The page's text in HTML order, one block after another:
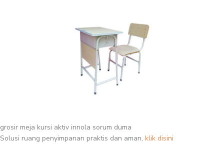
grosir meja kursi aktiv innola sorum duma
Solusi ruang penyimpanan praktis dan aman, klik disini